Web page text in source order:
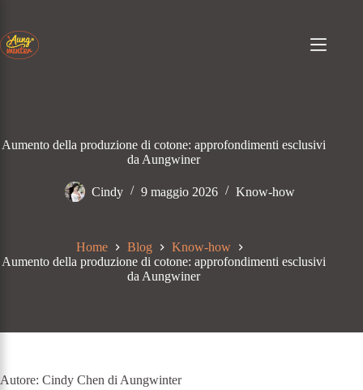
contenuto
Aumento della produzione di cotone: approfondimenti esclusivi
da Aungwiner
Cindy 9 maggio 2026 Know-how
Home Blog
Know-how
Aumento della produzione di cotone: approfondimenti esclusivi
da Aungwiner
Autore: Cindy Chen di Aungwinter